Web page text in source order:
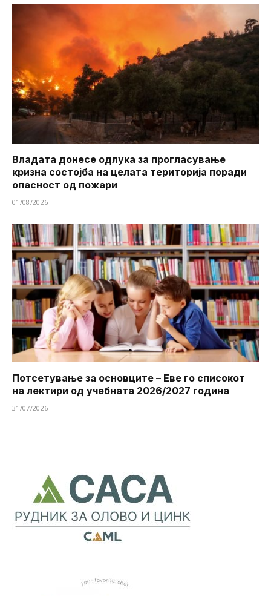
Владата донесе одлука за прогласување
кризна состојба на целата територија поради
опасност од пожари
01/08/2026
Потсетување за основците – Еве го списокот
на лектири од учебната 2026/2027 година
31/07/2026